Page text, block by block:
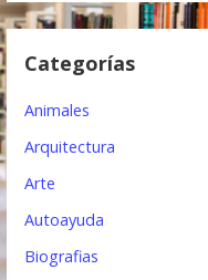
d
n
Categorías
Animales
Arquitectura
Arte
Autoayuda
Biografias